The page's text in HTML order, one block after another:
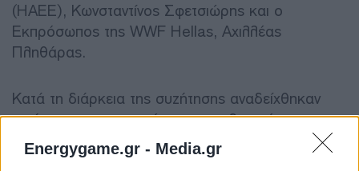
Energygame.gr - Media.gr
(HAEE), Κωνσταντίνος Σφετσιώρης και ο
Εκπρόσωπος της WWF Hellas, Αχιλλέας
Πληθάρας.
Κατά τη διάρκεια της συζήτησης αναδείχθηκαν
ζητήματα που αφορούν στον σχεδιασμό των
αναγκαίων υποδομών, τη διασφάλιση κοινωνικής
συναίνεσης, τη διαβούλευση με τις τοπικές